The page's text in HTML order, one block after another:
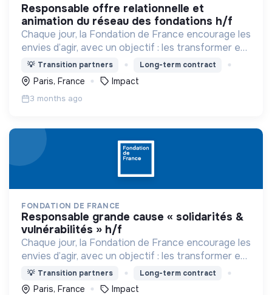
responsable offre relationnelle et
animation du réseau des fondations h/f
Chaque jour, la Fondation de France encourage les
envies d’agir, avec un objectif : les transformer en
actions utiles et efficaces pour construire une
société plus digne et plus juste.
💡 Transition partners Long-term contract
Paris, France Impact
3 months ago
FONDATION DE FRANCE
responsable grande cause « solidarités &
vulnérabilités » h/f
Chaque jour, la Fondation de France encourage les
envies d’agir, avec un objectif : les transformer en
actions utiles et efficaces pour construire une
société plus digne et plus juste.
💡 Transition partners Long-term contract
Paris, France Impact